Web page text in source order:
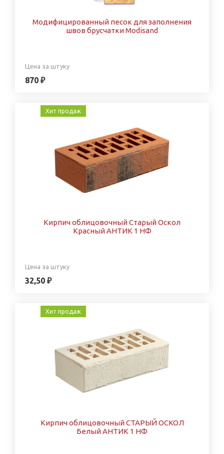
Модифицированный песок для заполнения
швов брусчатки Modisand
Цена за штуку
870 ₽
Хит продаж
Кирпич облицовочный Старый Оскол
Красный АНТИК 1 НФ
Цена за штуку
32,50 ₽
Хит продаж
Кирпич облицовочный СТАРЫЙ ОСКОЛ
Белый АНТИК 1 НФ